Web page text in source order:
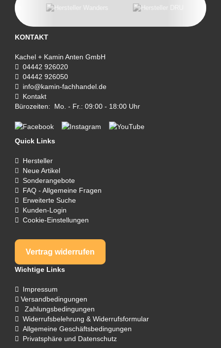
KONTAKT
Kachel + Kamin Anten GmbH
04442 926020
04442 926050
info@kamin-fachhandel.de
Kontakt
Bürozeiten: Mo. - Fr.: 09:00 - 18:00 Uhr
Quick Links
Hersteller
Neue Artikel
Sonderangebote
FAQ - Allgemeine Fragen
Erweiterte Suche
Kunden-Login
Cookie-Einstellungen
Vertrag widerrufen
Wichtige Links
Impressum
Versandbedingungen
Zahlungsbedingungen
Widerrufsbelehrung & Widerrufsformular
Allgemeine Geschäftsbedingungen
Privatsphäre und Datenschutz